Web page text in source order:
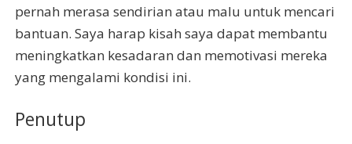
pernah merasa sendirian atau malu untuk mencari
bantuan. Saya harap kisah saya dapat membantu
meningkatkan kesadaran dan memotivasi mereka
yang mengalami kondisi ini.
Penutup